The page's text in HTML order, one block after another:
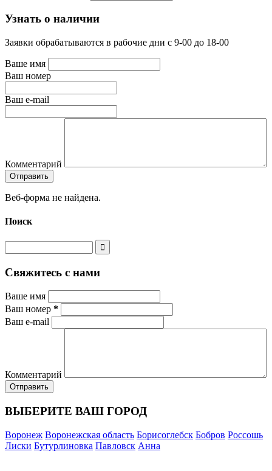
Узнать о наличии
Заявки обрабатываются в рабочие дни с 9-00 до 18-00
Ваше имя
Ваш номер
Ваш e-mail
Комментарий
Веб-форма не найдена.
Поиск
Свяжитесь с нами
Ваше имя
Ваш номер *
Ваш e-mail
Комментарий
ВЫБЕРИТЕ ВАШ ГОРОД
Воронеж Воронежская область Борисоглебск Бобров Россошь
Лиски Бутурлиновка Павловск Анна